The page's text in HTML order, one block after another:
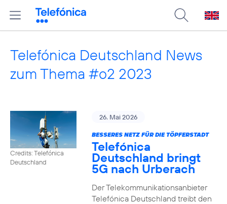
Telefónica Deutschland News
zum Thema #o2 2023
Credits: Telefónica
Deutschland
26. Mai 2026
BESSERES NETZ FÜR DIE TÖPFERSTADT
Telefónica
Deutschland bringt
5G nach Urberach
Der Telekommunikationsanbieter
Telefónica Deutschland treibt den